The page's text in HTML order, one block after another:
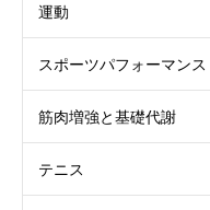
運動
スポーツパフォーマンス
筋肉増強と基礎代謝
テニス